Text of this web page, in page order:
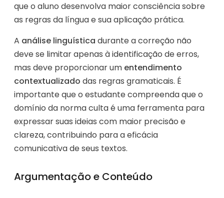
que o aluno desenvolva maior consciência sobre
as regras da língua e sua aplicação prática.
A análise linguística durante a correção não
deve se limitar apenas à identificação de erros,
mas deve proporcionar um entendimento
contextualizado das regras gramaticais. É
importante que o estudante compreenda que o
domínio da norma culta é uma ferramenta para
expressar suas ideias com maior precisão e
clareza, contribuindo para a eficácia
comunicativa de seus textos.
Argumentação e Conteúdo